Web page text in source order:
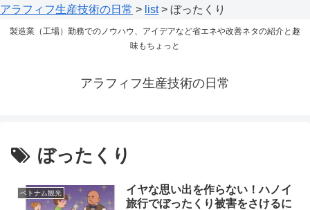
アラフィフ生産技術の日常 > list> ぼったくり
製造業（工場）勤務でのノウハウ、アイデアなど省エネや改善ネタの紹介と趣
味もちょっと
アラフィフ生産技術の日常
ぼったくり
ベトナム観光
イヤな思い出を作らない！ハノイ
旅行でぼったくり被害をさけるに